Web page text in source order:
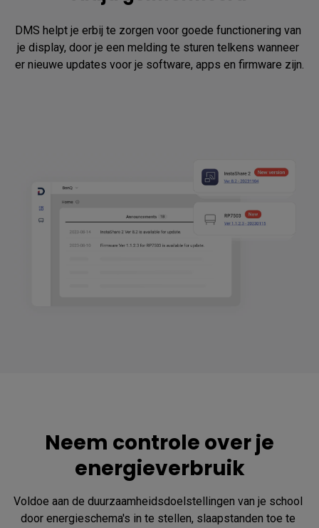
DMS helpt je erbij te zorgen voor goede functionering van
je display, door je een melding te sturen telkens wanneer
er nieuwe updates voor je software, apps en firmware zijn.
Neem controle over je
energieverbruik
Voldoe aan de duurzaamheidsdoelstellingen van je school
door energieschema's in te stellen, slaapstanden toe te